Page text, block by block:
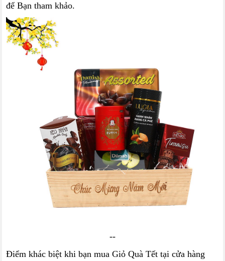
để Bạn tham khảo.
--
Điểm khác biệt khi bạn mua Giỏ Quà Tết tại cửa hàng